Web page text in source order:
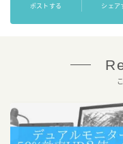
ポストする シェア